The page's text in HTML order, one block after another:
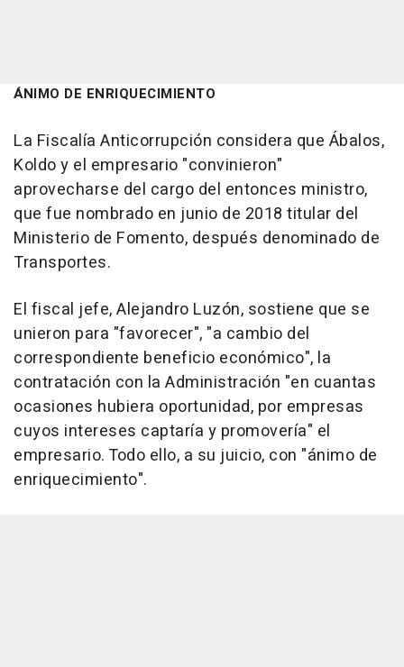
ÁNIMO DE ENRIQUECIMIENTO
La Fiscalía Anticorrupción considera que Ábalos,
Koldo y el empresario "convinieron"
aprovecharse del cargo del entonces ministro,
que fue nombrado en junio de 2018 titular del
Ministerio de Fomento, después denominado de
Transportes.
El fiscal jefe, Alejandro Luzón, sostiene que se
unieron para "favorecer", "a cambio del
correspondiente beneficio económico", la
contratación con la Administración "en cuantas
ocasiones hubiera oportunidad, por empresas
cuyos intereses captaría y promovería" el
empresario. Todo ello, a su juicio, con "ánimo de
enriquecimiento".